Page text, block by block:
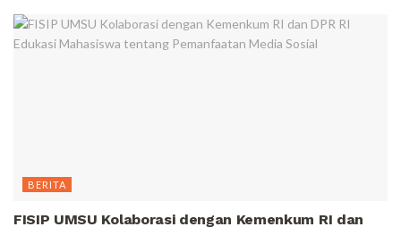
BERITA
FISIP UMSU Kolaborasi dengan Kemenkum RI dan